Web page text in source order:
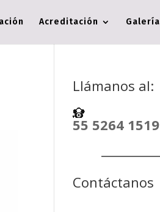
Acreditación Galería
Llámanos al:
55 5264 1519
Contáctanos